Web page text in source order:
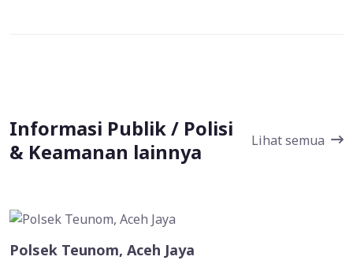
Informasi Publik / Polisi
& Keamanan lainnya
Lihat semua
Polsek Teunom, Aceh Jaya